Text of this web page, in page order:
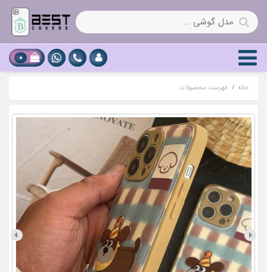
0
خانه فهرست محصولات